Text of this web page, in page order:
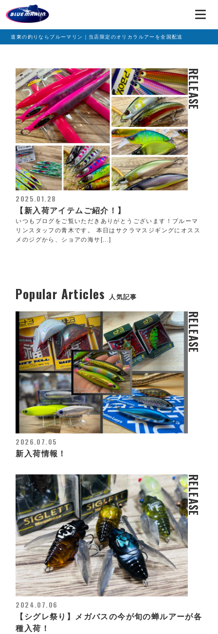
道東の釣りならブルーマリン｜当店限定のオリカラルアーを全国配送
RELEASE
2025.01.28
【新入荷アイテムご紹介！】
いつもブログをご覧いただきありがとうございます！ブルーマ
リンスタッフの青木です。 本日はサクラマスジギングにオスス
メのジグから、ショアの海サ[...]
Popular Articles 人気記事
RELEASE
2026.07.05
新入荷情報！
RELEASE
2024.07.06
【シグレ祭り】メガバスの今が旬の蝉ルアーが各
種入荷！